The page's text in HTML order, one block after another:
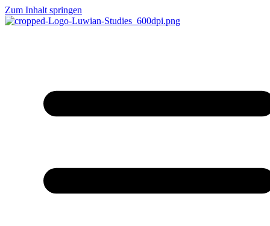
Zum Inhalt springen